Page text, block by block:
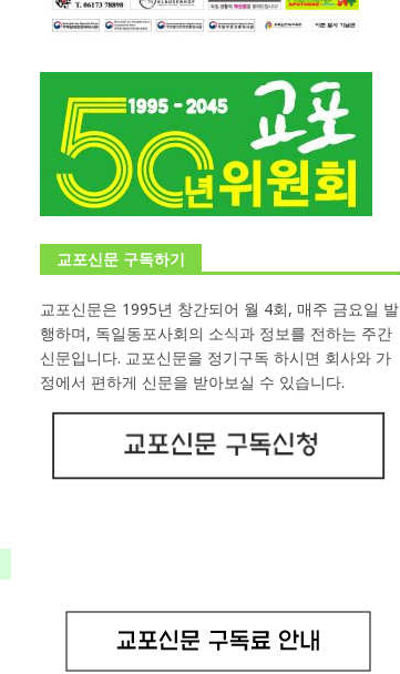
교포신문 구독하기
교포신문은 1995년 창간되어 월 4회, 매주 금요일 발
행하며, 독일동포사회의 소식과 정보를 전하는 주간
신문입니다. 교포신문을 정기구독 하시면 회사와 가
정에서 편하게 신문을 받아보실 수 있습니다.